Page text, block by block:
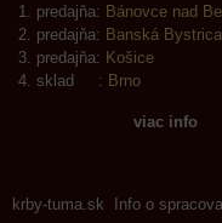
predajňa: Bánovce nad
predajňa: Banská Bystrica
predajňa: Košice
sklad : Brno
viac info
krby-tuma.sk Info o